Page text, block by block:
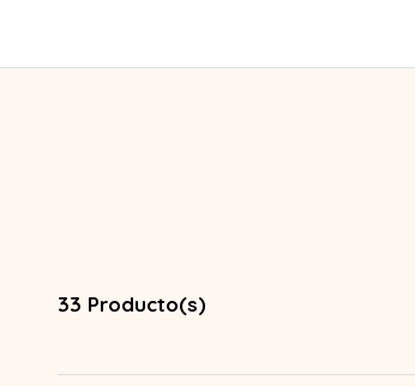
33 Producto(s)